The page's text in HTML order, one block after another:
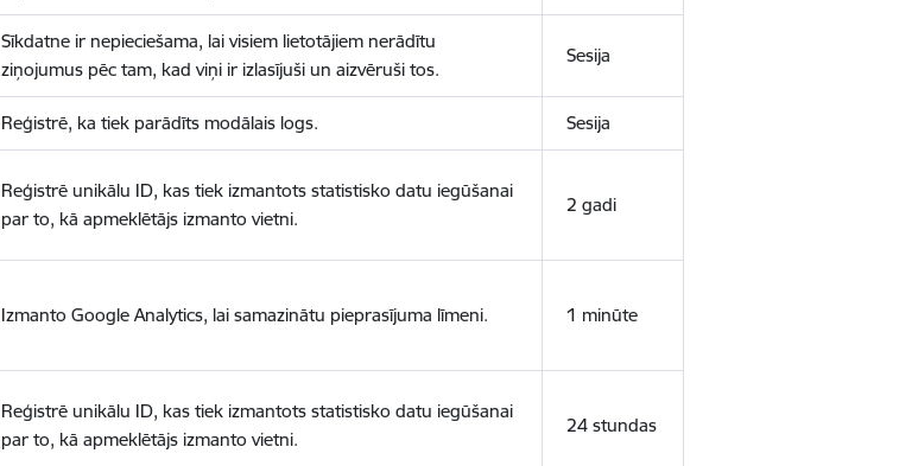
Sīkdatne ir nepieciešama, lai visiem lietotājiem nerādītu
ziņojumus pēc tam, kad viņi ir izlasījuši un aizvēruši tos.
Sesija
Reģistrē, ka tiek parādīts modālais logs. Sesija
Reģistrē unikālu ID, kas tiek izmantots statistisko datu iegūšanai
par to, kā apmeklētājs izmanto vietni.
2 gadi
Izmanto Google Analytics, lai samazinātu pieprasījuma līmeni. 1 minūte
Reģistrē unikālu ID, kas tiek izmantots statistisko datu iegūšanai
par to, kā apmeklētājs izmanto vietni.
24 stundas